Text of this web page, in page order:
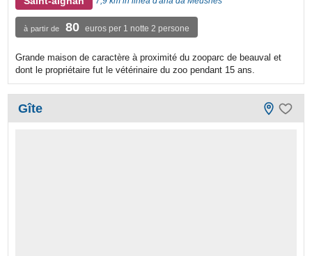
à partir de 80 euros per 1 notte 2 persone
Grande maison de caractère à proximité du zooparc de beauval et
dont le propriétaire fut le vétérinaire du zoo pendant 15 ans.
Gîte